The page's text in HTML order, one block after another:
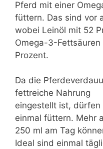
Pferd mit einer
füttern. Das sind vor
wobei Leinöl mit 52
Omega-3-
Prozent.
Da die
fettreiche Nahrung
eingestellt ist, dürfen
einmal füttern. Mehr
250 ml am Tag
Ideal sind einmal